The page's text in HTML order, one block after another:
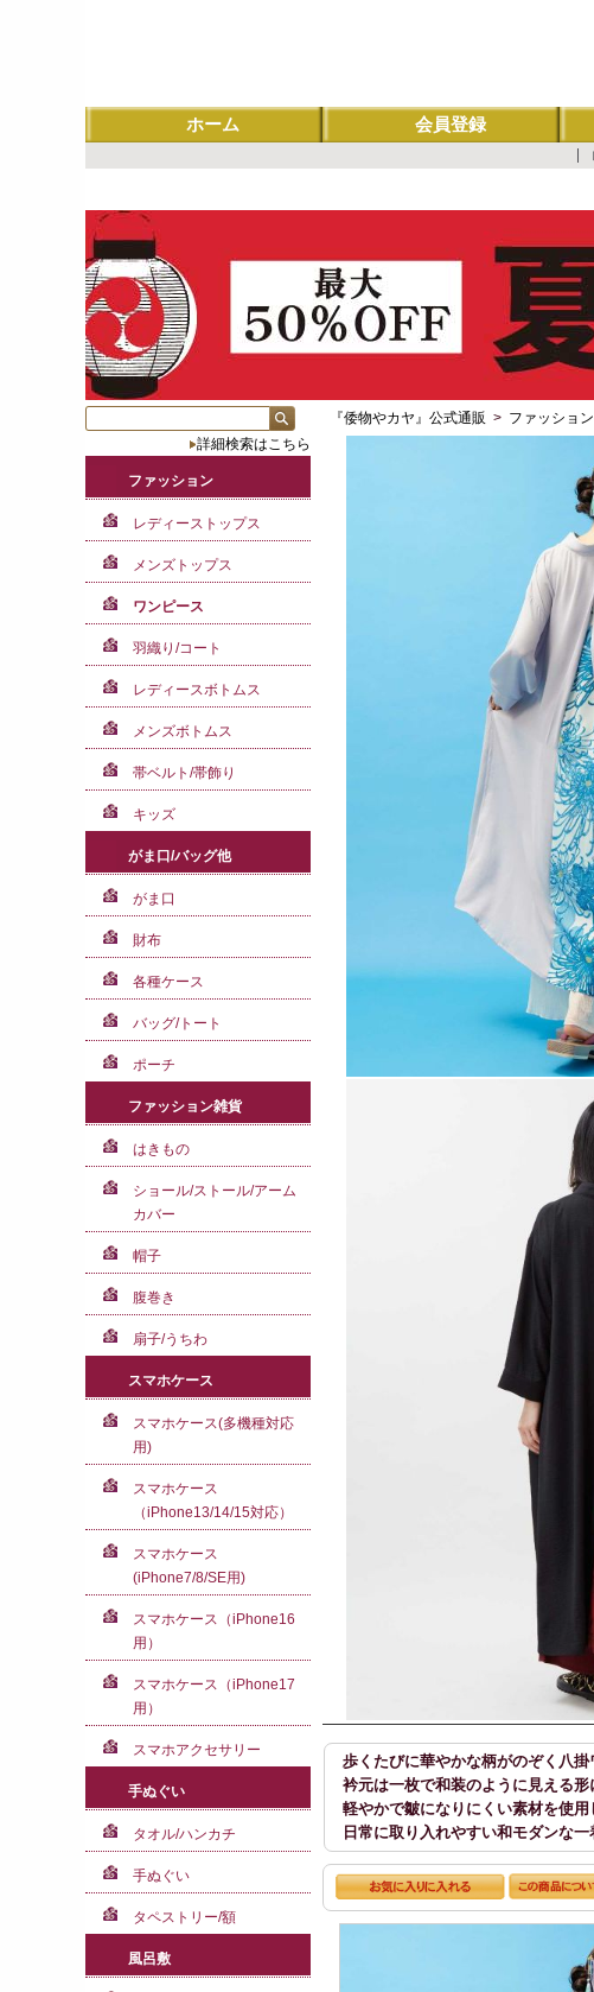
ホーム 会員登録
『倭物やカヤ』公式通販 > ファッション
歩くたびに華やかな柄がのぞく八掛
衿元は一枚で和装のように見える形
軽やかで皺になりにくい素材を使用
日常に取り入れやすい和モダンな一
詳細検索はこちら
ファッション
レディーストップス
メンズトップス
ワンピース
羽織り/コート
レディースボトムス
メンズボトムス
帯ベルト/帯飾り
キッズ
がま口/バッグ他
がま口
財布
各種ケース
バッグ/トート
ポーチ
ファッション雑貨
はきもの
ショール/ストール/アーム
カバー
帽子
腹巻き
扇子/うちわ
スマホケース
スマホケース(多機種対応
用)
スマホケース
（iPhone13/14/15対応）
スマホケース
(iPhone7/8/SE用)
スマホケース（iPhone16
用）
スマホケース（iPhone17
用）
スマホアクセサリー
手ぬぐい
タオル/ハンカチ
手ぬぐい
タペストリー/額
風呂敷